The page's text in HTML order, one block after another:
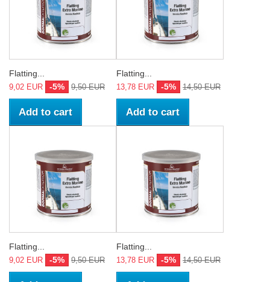
Flatting...
9,02 EUR -5% 9,50 EUR
Add to cart
Flatting...
13,78 EUR -5% 14,50 EUR
Add to cart
Flatting...
9,02 EUR -5% 9,50 EUR
Flatting...
13,78 EUR -5% 14,50 EUR